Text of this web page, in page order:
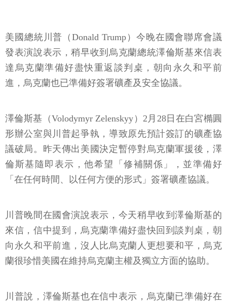
美國總統川普（Donald Trump）今晚在國會聯席會議
發表演說表示，稍早收到烏克蘭總統澤倫斯基來信表
達烏克蘭準備好盡快重返談判桌，朝向永久和平前
進，烏克蘭也已準備好簽署礦產及安全協議。
澤倫斯基（Volodymyr Zelenskyy）2月28日在白宮橢圓
形辦公室與川普起爭執，導致原先預計簽訂的礦產協
議破局。昨天傳出美國決定暫停對烏克蘭軍援後，澤
倫斯基隨即表示，他希望「修補關係」，並準備好
「在任何時間、以任何方便的形式」簽署礦產協議。
川普晚間在國會演說表示，今天稍早收到澤倫斯基的
來信，信中提到，烏克蘭準備好盡快回到談判桌，朝
向永久和平前進，沒人比烏克蘭人更想要和平，烏克
蘭很珍惜美國在維持烏克蘭主權及獨立方面的協助。
川普說，澤倫斯基也在信中表示，烏克蘭已準備好在